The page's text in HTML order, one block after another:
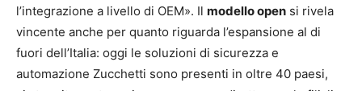
l’integrazione a livello di OEM». Il modello open si rivela
vincente anche per quanto riguarda l’espansione al di
fuori dell’Italia: oggi le soluzioni di sicurezza e
automazione Zucchetti sono presenti in oltre 40 paesi,